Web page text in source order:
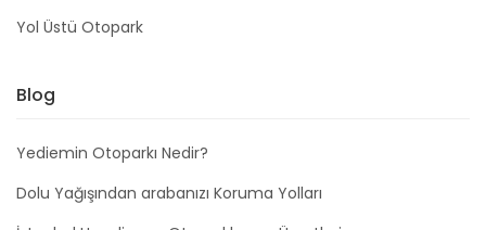
Yol Üstü Otopark
Blog
Yediemin Otoparkı Nedir?
Dolu Yağışından arabanızı Koruma Yolları